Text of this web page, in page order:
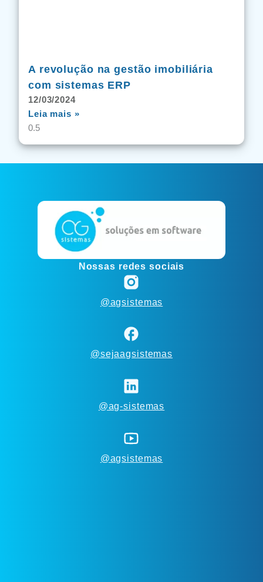
A revolução na gestão imobiliária
com sistemas ERP
12/03/2024
Leia mais »
Nossas redes sociais
@agsistemas
@sejaagsistemas
@ag-sistemas
@agsistemas